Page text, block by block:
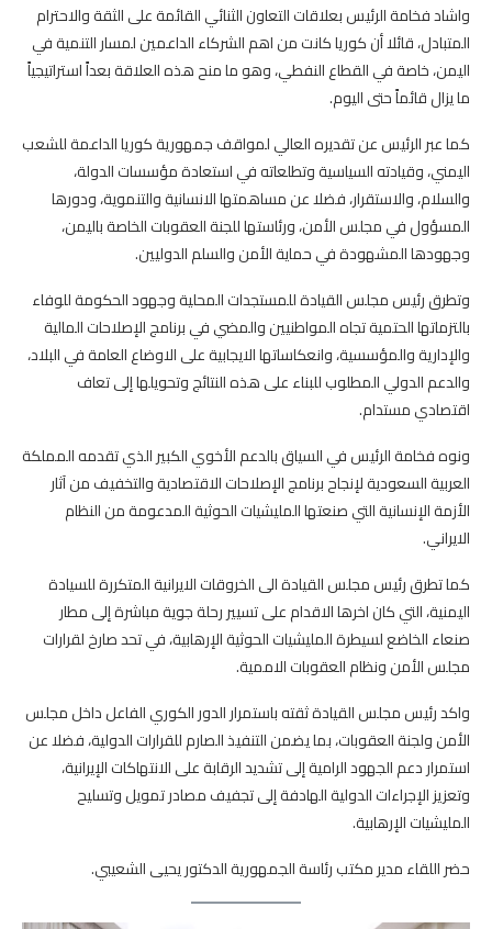
واشاد فخامة الرئيس بعلاقات التعاون الثنائي القائمة على الثقة والاحترام
المتبادل، قائلا أن كوريا كانت من اهم الشركاء الداعمين لمسار التنمية في
اليمن، خاصة في القطاع النفطي، وهو ما منح هذه العلاقة بعداً استراتيجياً
ما يزال قائماً حتى اليوم.
كما عبر الرئيس عن تقديره العالي لمواقف جمهورية كوريا الداعمة للشعب
اليمني، وقيادته السياسية وتطلعاته في استعادة مؤسسات الدولة،
والسلام، والاستقرار، فضلا عن مساهمتها الانسانية والتنموية، ودورها
المسؤول في مجلس الأمن، ورئاستها للجنة العقوبات الخاصة باليمن،
وجهودها المشهودة في حماية الأمن والسلم الدوليين.
وتطرق رئيس مجلس القيادة للمستجدات المحلية وجهود الحكومة للوفاء
بالتزماتها الحتمية تجاه المواطنيين والمضي في برنامج الإصلاحات المالية
والإدارية والمؤسسية، وانعكاساتها الايجابية على الاوضاع العامة في البلاد،
والدعم الدولي المطلوب للبناء على هذه النتائج وتحويلها إلى تعاف
اقتصادي مستدام.
ونوه فخامة الرئيس في السياق بالدعم الأخوي الكبير الذي تقدمه المملكة
العربية السعودية لإنجاح برنامج الإصلاحات الاقتصادية والتخفيف من آثار
الأزمة الإنسانية التي صنعتها المليشيات الحوثية المدعومة من النظام
الايراني.
كما تطرق رئيس مجلس القيادة الى الخروقات الايرانية المتكررة للسيادة
اليمنية، التي كان اخرها الاقدام على تسيير رحلة جوية مباشرة إلى مطار
صنعاء الخاضع لسيطرة المليشيات الحوثية الإرهابية، في تحد صارخ لقرارات
مجلس الأمن ونظام العقوبات الاممية.
واكد رئيس مجلس القيادة ثقته باستمرار الدور الكوري الفاعل داخل مجلس
الأمن ولجنة العقوبات، بما يضمن التنفيذ الصارم للقرارات الدولية، فضلا عن
استمرار دعم الجهود الرامية إلى تشديد الرقابة على الانتهاكات الإيرانية،
وتعزيز الإجراءات الدولية الهادفة إلى تجفيف مصادر تمويل وتسليح
المليشيات الإرهابية.
حضر اللقاء مدير مكتب رئاسة الجمهورية الدكتور يحيى الشعيبي.